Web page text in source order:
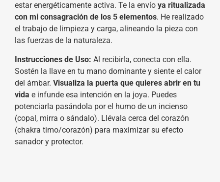
estar energéticamente activa. Te la envío ya ritualizada
con mi consagración de los 5 elementos. He realizado
el trabajo de limpieza y carga, alineando la pieza con
las fuerzas de la naturaleza.
Instrucciones de Uso: Al recibirla, conecta con ella.
Sostén la llave en tu mano dominante y siente el calor
del ámbar. Visualiza la puerta que quieres abrir en tu
vida e infunde esa intención en la joya. Puedes
potenciarla pasándola por el humo de un incienso
(copal, mirra o sándalo). Llévala cerca del corazón
(chakra timo/corazón) para maximizar su efecto
sanador y protector.